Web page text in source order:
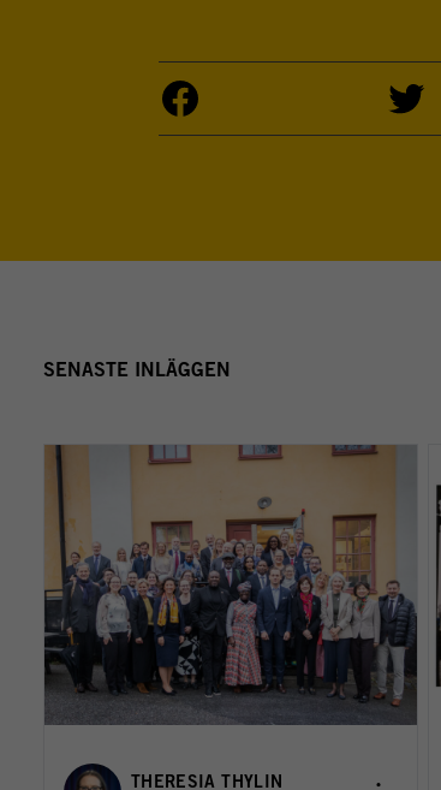
SENASTE INLÄGGEN
THERESIA THYLIN